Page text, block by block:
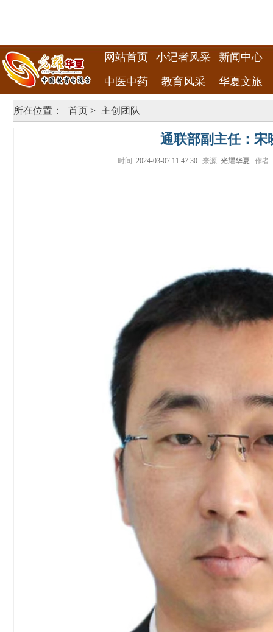
网站首页 小记者风采
新闻中心
中医中药
教育风采 华夏文旅
所在位置： 首页 > 主创团队
通联部副主任：宋
时间: 2024-03-07 11:47:30 来源: 光耀华夏 作者: